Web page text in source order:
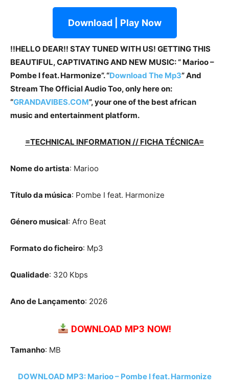
Download | Play Now
!!HELLO DEAR!! STAY TUNED WITH US! GETTING THIS
BEAUTIFUL, CAPTIVATING AND NEW MUSIC: “ Marioo –
Pombe I feat. Harmonize”. “Download The Mp3”And
Stream The Official Audio Too, only here on:
“GRANDAVIBES.COM”, your one of the best african
music and entertainment platform.
=TECHNICAL INFORMATION // FICHA TÉCNICA=
Nome do artista: Marioo
Título da música: Pombe I feat. Harmonize
Género musical: Afro Beat
Formato do ficheiro: Mp3
Qualidade: 320 Kbps
Ano de Lançamento: 2026
DOWNLOAD MP3 NOW!
Tamanho: MB
DOWNLOAD MP3: Marioo – Pombe I feat. Harmonize